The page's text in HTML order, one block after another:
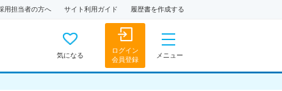
用担当者の方へ サイト利用ガイド 履歴書を作成する
気になる
ログイン
会員登録
メニュー